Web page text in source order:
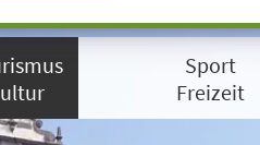
Sport
Freizeit